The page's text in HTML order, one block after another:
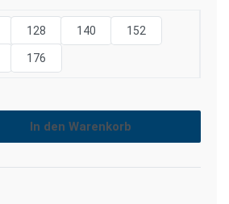
128 140 152
176
In den Warenkorb